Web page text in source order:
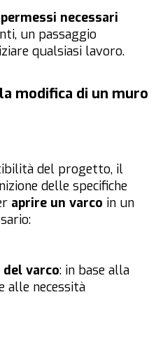
necessari
un passaggio
qualsiasi lavoro.
modifica di un muro
del progetto, il
delle specifiche
aprire un varco in un
varco: in base alla
alle necessità